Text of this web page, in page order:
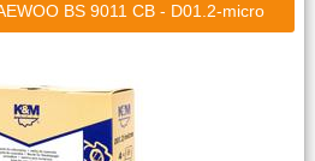
BS 9011 CB - D01.2-micro